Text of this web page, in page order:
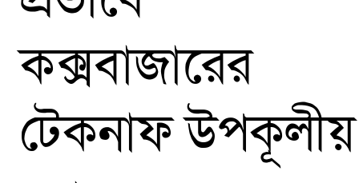
কক্সবাজারের
টেকনাফ উপকূলীয়